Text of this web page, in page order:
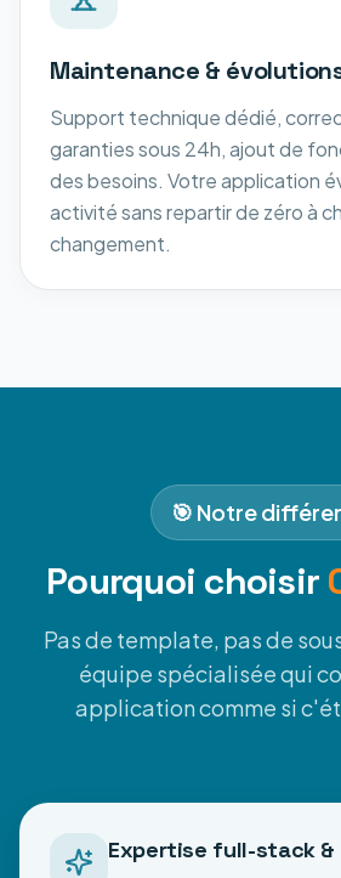
Maintenance &
Support technique dédié,
garanties sous 24h, ajout de
des besoins. Votre application
activité sans repartir de zéro à
changement.
🎯 Notre
Pourquoi choisir
Pas de template, pas de
équipe spécialisée qui
application comme si
Expertise full-stack &